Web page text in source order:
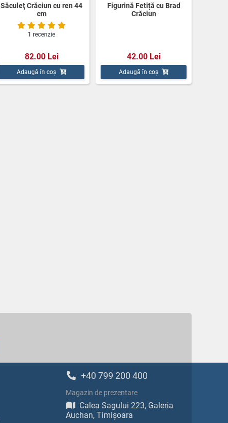
Săculeţ Crăciun cu ren 44
cm
1 recenzie
82.00 Lei
Adaugă în coș
Figurină Fetiță cu Brad
Crăciun
42.00 Lei
Adaugă în coș
+40 799 200 400
Magazin de prezentare
Calea Sagului 223, Galeria
Auchan, Timișoara